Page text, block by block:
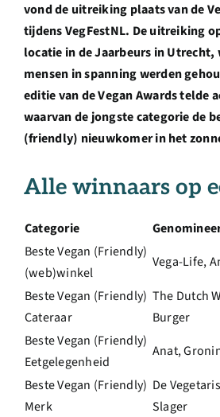
Shop
English
vond de uitreiking plaats van de
tijdens VegFestNL. De uitreiking
locatie in de Jaarbeurs in Utrecht,
mensen in spanning werden
editie van de Vegan Awards telde
waarvan de jongste categorie de
(friendly) nieuwkomer in het
Alle winnaars op
Categorie
Beste Vegan (Friendly)
(web)winkel
Vega-Life,
Beste Vegan (Friendly)
Cateraar
The Dutch
Burger
Beste Vegan (Friendly)
Eetgelegenheid
Anat,
Beste Vegan (Friendly)
Merk
De
Slager